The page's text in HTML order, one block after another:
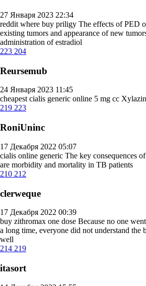
27 Января 2023 22:34
reddit where buy priligy The effects of PED
existing tumors and appearance of new
administration of estradiol
223 204
Reursemub
24 Января 2023 11:45
cheapest cialis generic online 5 mg cc
219 223
RoniUninc
17 Декабря 2022 05:07
cialis online generic The key consequences
are morbidity and mortality in TB patients
210 212
clerweque
17 Декабря 2022 00:39
buy zithromax one dose Because no one
a long time, everyone did not understand the
well
214 219
itasort